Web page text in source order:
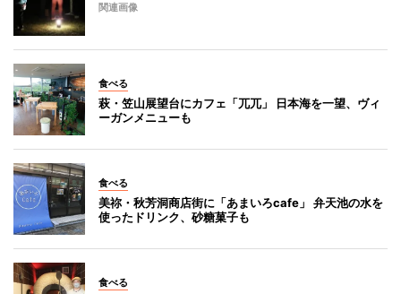
関連画像
食べる
萩・笠山展望台にカフェ「兀兀」 日本海を一望、ヴィ
ーガンメニューも
食べる
美祢・秋芳洞商店街に「あまいろcafe」 弁天池の水を
使ったドリンク、砂糖菓子も
食べる